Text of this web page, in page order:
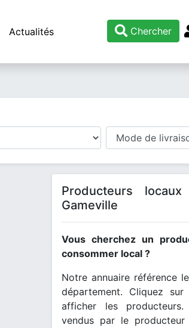
Actualités Chercher
Producteurs
Gameville
Vous cherchez un
consommer local ?
Notre annuaire référence
département. Cliquez
afficher les
vendus par le